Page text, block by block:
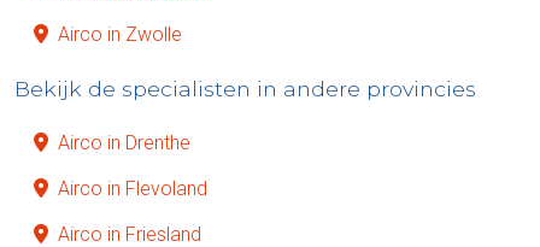
Airco in Zwolle
Bekijk de specialisten in andere provincies
Airco in Drenthe
Airco in Flevoland
Airco in Friesland